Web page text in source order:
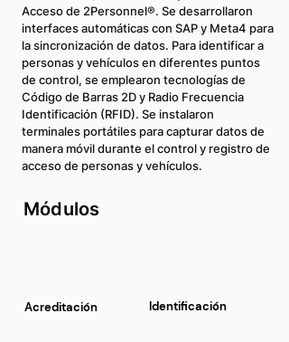
Acceso de 2Personnel®. Se desarrollaron
interfaces automáticas con SAP y Meta4 para
la sincronización de datos. Para identificar a
personas y vehículos en diferentes puntos
de control, se emplearon tecnologías de
Código de Barras 2D y Radio Frecuencia
Identificación (RFID). Se instalaron
terminales portátiles para capturar datos de
manera móvil durante el control y registro de
acceso de personas y vehículos.
Módulos
Acreditación Identificación